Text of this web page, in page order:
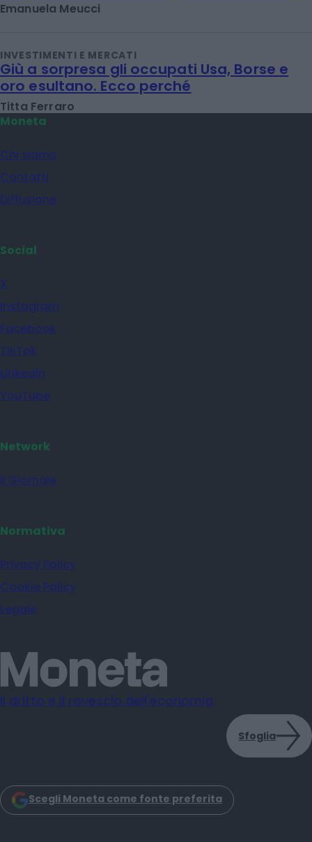
Emanuela Meucci
INVESTIMENTI E MERCATI
Giù a sorpresa gli occupati Usa, Borse e
oro esultano. Ecco perché
Titta Ferraro
Moneta
Chi siamo
Contatti
Diffusione
Social
X
Instagram
Facebook
TikTok
Linkedin
YouTube
Network
il Giornale
Normativa
Privacy Policy
Cookie Policy
Legale
Il dritto e il rovescio dell'economia
Sfoglia
Scegli Moneta come fonte preferita